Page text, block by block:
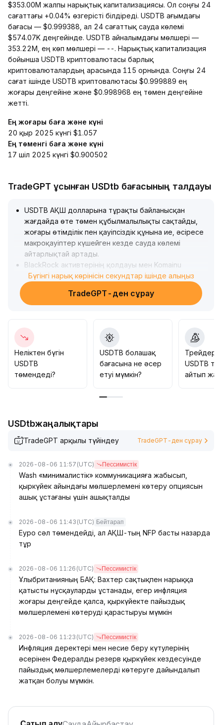
$353.00M жалпы нарықтық капитализациясы. Ол соңғы 24
сағаттағы +0.04% өзгерісті білдіреді. USDTB ағымдағы
бағасы — $0.999388, ал 24 сағаттық сауда көлемі
$574.07K деңгейінде. USDTB айналымдағы мөлшері —
353.22M, ең көп мөлшері — --. Нарықтық капитализация
бойынша USDTB криптовалютасы барлық
криптовалюталардың арасында 115 орнында. Соңғы 24
сағат ішінде USDTB криптовалютасы $0.999889 ең
жоғары деңгейіне және $0.998968 ең төмен деңгейіне
жетті.
Ең жоғары баға және күні
20 қыр 2025 күнгі $1.057
Ең төменгі баға және күні
17 шіл 2025 күнгі $0.900502
TradeGPT ұсынған USDtb бағасының талдауы
USDTB АҚШ долларына тұрақты байланысқан
жағдайда өте төмен құбылмалылықты сақтайды,
жоғары өтімділік пен қауіпсіздік құнына ие, әсіресе
макроқауіптер күшейген кезде сауда көлемі
айтарлықтай артады.
BlackRock активтерінің қолдауы мен Komainu
сақтауымен, заң талаптарына сай артықшылықтар
анық, институционалды деңгейде мойындау үнемі
.
құралы ретінде орта және ұзақ мерзімді бағалауға
назар аударуды ұсыну, қысқа мерзімді
стратегиялар нарық көңіл-күйіне негізделген
өтімділік саудасымен жүріп, 1.
0001-1.
өтімді терезелерге шектеулі қатысу, консервативті
Бүгінгі нарық көрінісін секундтар ішінде алыңыз
TradeGPT-ден сұрау
Неліктен бүгін
USDTB
төмендеді?
USDTB болашақ
бағасына не әсер
етуі мүмкін?
USDTB
айтып
USDtbжаңалықтары
TradeGPT арқылы түйіндеу TradeGPT-ден сұрау
2026-08-06 11:57 (UTC) Пессимистік
Wash «минималистік» коммуникацияға жабысып,
қыркүйек айындағы мөлшерлемені көтеру опциясын
ашық ұстағаны үшін ашықталды
2026-08-06 11:43 (UTC) Бейтарап
Еуро сәл төмендейді, ал АҚШ-тың NFP басты назарда
тұр
2026-08-06 11:26 (UTC) Пессимистік
Ұлыбританияның БАҚ: Вахтер сақтықпен нарыққа
қатысты нұсқауларды ұстанады, егер инфляция
жоғары деңгейде қалса, қыркүйекте пайыздық
мөлшерлемені көтеруді қарастыруы мүмкін
2026-08-06 11:23 (UTC) Пессимистік
Инфляция деректері мен несие беру күтулерінің
әсерінен Федералды резерв қыркүйек кездесуінде
пайыздық мөлшерлемелерді көтеруге дайындалып
жатқан болуы мүмкін.